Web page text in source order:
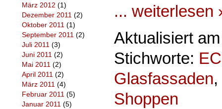
März 2012 (1)
Dezember 2011 (2)
Oktober 2011 (1)
September 2011 (2)
Juli 2011 (3)
Juni 2011 (2)
Mai 2011 (2)
April 2011 (2)
März 2011 (4)
Februar 2011 (5)
Januar 2011 (5)
... weiterlesen
Aktualisiert
Stichworte:
Glasfassaden,
Shoppen